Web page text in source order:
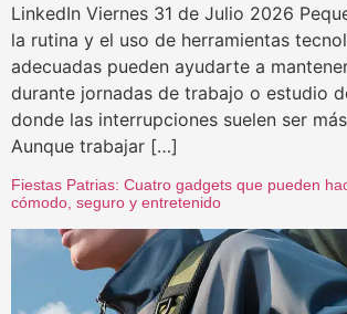
LinkedIn Viernes 31 de Julio 2026
la rutina y el uso de herramientas
adecuadas pueden ayudarte a
durante jornadas de trabajo o estudio
donde las interrupciones suelen ser
Aunque trabajar […]
Fiestas Patrias: Cuatro gadgets que pueden
cómodo, seguro y entretenido